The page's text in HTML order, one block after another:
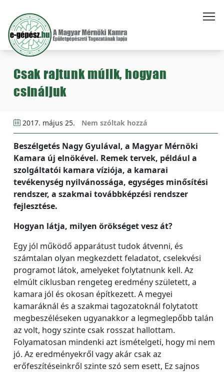
Csak rajtunk múlik, hogyan
csináljuk
2017. május 25. Nem szóltak hozzá
Beszélgetés Nagy Gyulával, a Magyar Mérnöki
Kamara új elnökével. Remek tervek, például a
szolgáltatói kamara víziója, a kamarai
tevékenység nyilvánossága, egységes minősítési
rendszer, a szakmai továbbképzési rendszer
fejlesztése.
Hogyan látja, milyen örökséget vesz át?
Egy jól működő apparátust tudok átvenni, és
számtalan olyan megkezdett feladatot, cselekvési
programot látok, amelyeket folytatnunk kell. Az
elmúlt ciklusban rengeteg eredmény született, a
kamara jól és okosan építkezett. A megyei
kamaráknál és a szakmai tagozatoknál folytatott
megbeszéléseken ugyanakkor a legmeglepőbb talán
az volt, hogy szinte csak rosszat hallottam.
Folyamatosan mindenki azt ismételgeti, hogy mi nem
jó. Az eredményekről vagy akár csak az
erőfeszítéseinkről szinte szó sem esett, Ez sajnos